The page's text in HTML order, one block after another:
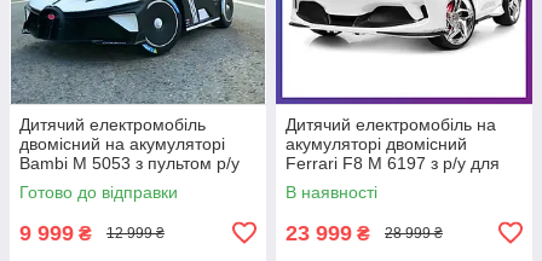
Дитячий електромобіль
двомісний на акумуляторі
Bambi M 5053 з пультом р/у
для дітей 3-8 років Білий
Готово до відправки
9 999 ₴ 12 999 ₴
Дитячий електромобіль на
акумуляторі двомісний
Ferrari F8 M 6197 з р/у для
дітей 3-8 років Білий
В наявності
23 999 ₴ 28 999 ₴